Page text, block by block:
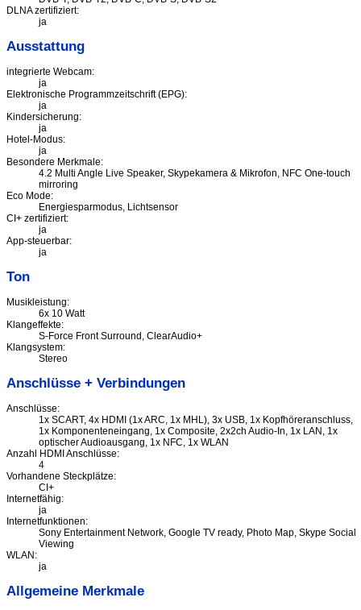
DLNA zertifiziert:
ja
Ausstattung
integrierte Webcam:
ja
Elektronische Programmzeitschrift (EPG):
ja
Kindersicherung:
ja
Hotel-Modus:
ja
Besondere Merkmale:
4.2 Multi Angle Live Speaker, Skypekamera & Mikrofon, NFC One-touch
mirroring
Eco Mode:
Energiesparmodus, Lichtsensor
CI+ zertifiziert:
ja
App-steuerbar:
ja
Ton
Musikleistung:
6x 10 Watt
Klangeffekte:
S-Force Front Surround, ClearAudio+
Klangsystem:
Stereo
Anschlüsse + Verbindungen
Anschlüsse:
1x SCART, 4x HDMI (1x ARC, 1x MHL), 3x USB, 1x Kopfhöreranschluss,
1x Komponenteneingang, 1x Composite, 2x2ch Audio-In, 1x LAN, 1x
optischer Audioausgang, 1x NFC, 1x WLAN
Anzahl HDMI Anschlüsse:
4
Vorhandene Steckplätze:
CI+
Internetfähig:
ja
Internetfunktionen:
Sony Entertainment Network, Google TV ready, Photo Map, Skype Social
Viewing
WLAN:
ja
Allgemeine Merkmale